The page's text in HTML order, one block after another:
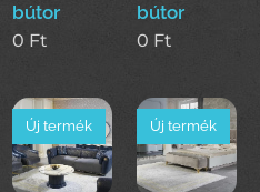
bútor
0 Ft
bútor
0 Ft
Új termék Új termék